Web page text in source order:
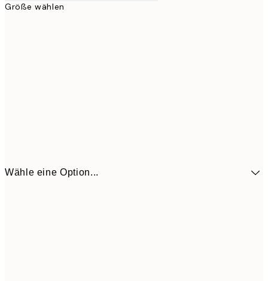
Größe wählen
Wähle eine Option...